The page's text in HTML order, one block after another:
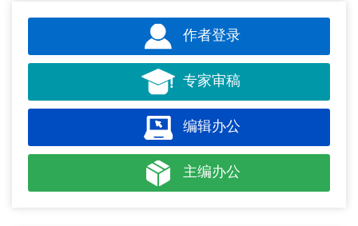
作者登录
专家审稿
编辑办公
主编办公